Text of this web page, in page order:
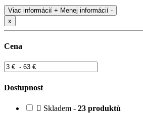
Viac informácií + Menej informácií -
x
Cena
Dostupnost
Skladem - 23 produktů